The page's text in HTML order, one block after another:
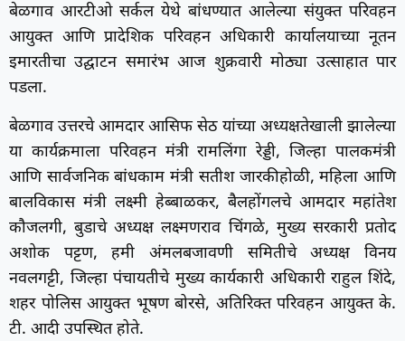
बेळगाव आरटीओ सर्कल येथे बांधण्यात आलेल्या संयुक्त परिवहन
आयुक्त आणि प्रादेशिक परिवहन अधिकारी कार्यालयाच्या नूतन
इमारतीचा उद्घाटन समारंभ आज शुक्रवारी मोठ्या उत्साहात पार
पडला.
बेळगाव उत्तरचे आमदार आसिफ सेठ यांच्या अध्यक्षतेखाली झालेल्या
या कार्यक्रमाला परिवहन मंत्री रामलिंगा रेड्डी, जिल्हा पालकमंत्री
आणि सार्वजनिक बांधकाम मंत्री सतीश जारकीहोळी, महिला आणि
बालविकास मंत्री लक्ष्मी हेब्बाळकर, बैलहोंगलचे आमदार महांतेश
कौजलगी, बुडाचे अध्यक्ष लक्ष्मणराव चिंगळे, मुख्य सरकारी प्रतोद
अशोक पट्टण, हमी अंमलबजावणी समितीचे अध्यक्ष विनय
नवलगट्टी, जिल्हा पंचायतीचे मुख्य कार्यकारी अधिकारी राहुल शिंदे,
शहर पोलिस आयुक्त भूषण बोरसे, अतिरिक्त परिवहन आयुक्त के.
टी. आदी उपस्थित होते.